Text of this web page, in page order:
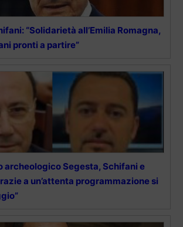
“Solidarietà all’Emilia Romagna,
pronti a partire”
archeologico Segesta, Schifani e
a un’attenta programmazione si